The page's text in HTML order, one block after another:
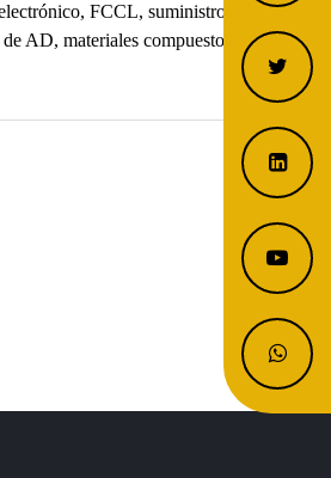
FCCL, suministros de salud,
AD, materiales compuestos y otras